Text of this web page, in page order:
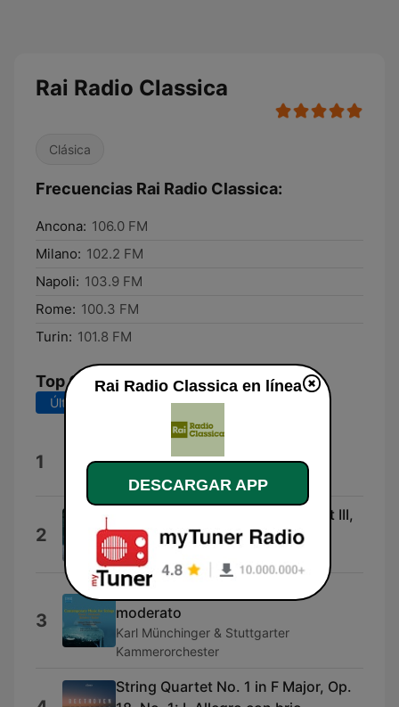
Rai Radio Classica
Clásica
Frecuencias Rai Radio Classica:
Ancona: 106.0 FM
Milano: 102.2 FM
Napoli: 103.9 FM
Rome: 100.3 FM
Turin: 101.8 FM
Top Canciones
Últimos 7 días Últimos 30 días
1 La fille aux yeux
2
Coppélia (2009 - Remaster), Act III,
Divertissements: III. La Prière
Jean-Baptiste Mari
3
Serenade, Op. 12: III. Allegro
moderato
Karl Münchinger & Stuttgarter
Kammerorchester
String Quartet No. 1 in F Major, Op.
Rai Radio Classica en línea
DESCARGAR APP